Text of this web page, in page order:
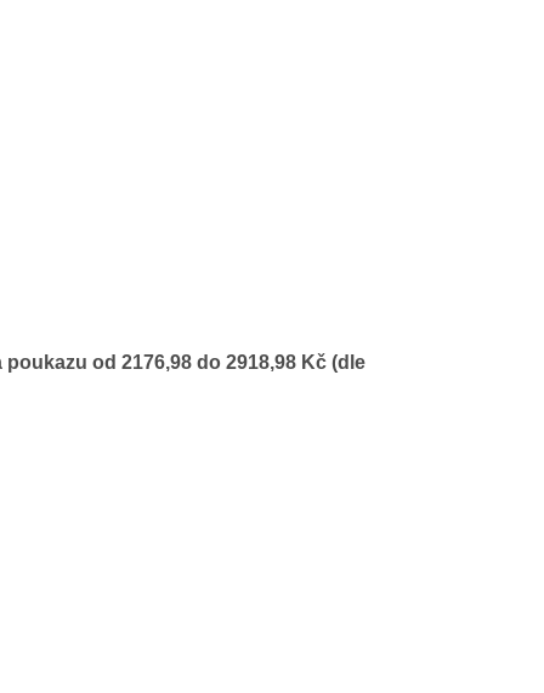
od 2176,98 do 2918,98 Kč (dle